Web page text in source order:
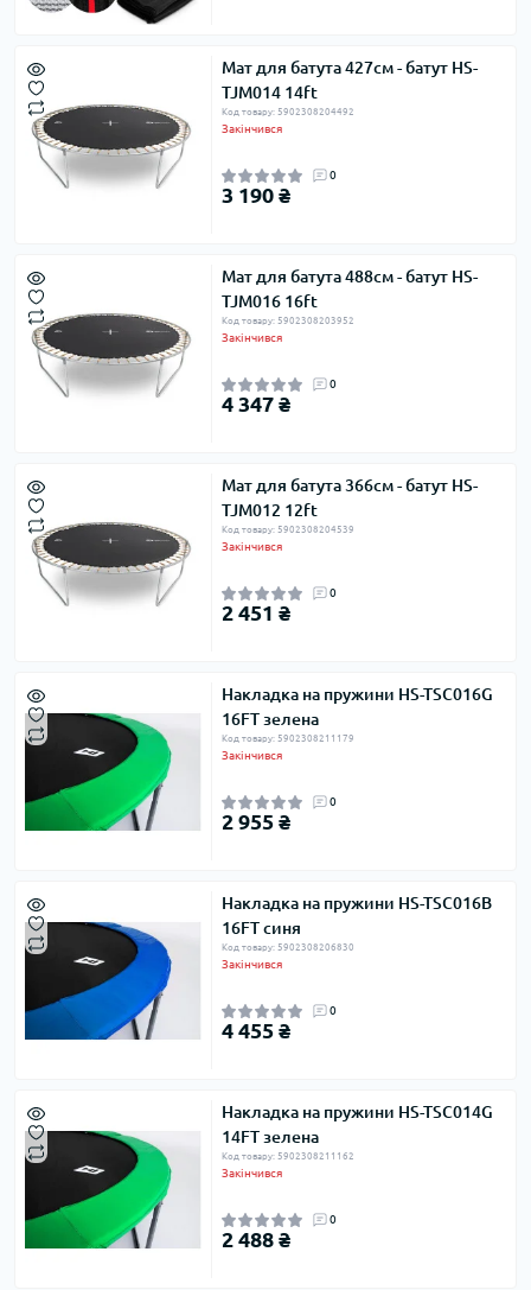
Мат для батута 427см - батут HS-
TJM014 14ft
Код товару: 5902308204492
Закінчився
0
3 190 ₴
Мат для батута 488см - батут HS-
TJM016 16ft
Код товару: 5902308203952
Закінчився
0
4 347 ₴
Мат для батута 366см - батут HS-
TJM012 12ft
Код товару: 5902308204539
Закінчився
0
2 451 ₴
Накладка на пружини HS-TSC016G
16FT зелена
Код товару: 5902308211179
Закінчився
0
2 955 ₴
Накладка на пружини HS-TSC016B
16FT синя
Код товару: 5902308206830
Закінчився
0
4 455 ₴
Накладка на пружини HS-TSC014G
14FT зелена
Код товару: 5902308211162
Закінчився
0
2 488 ₴